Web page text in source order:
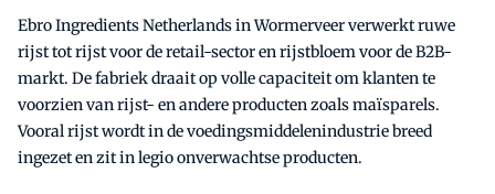
Ebro Ingredients Netherlands in Wormerveer verwerkt ruwe
rijst tot rijst voor de retail-sector en rijstbloem voor de B2B-
markt. De fabriek draait op volle capaciteit om klanten te
voorzien van rijst- en andere producten zoals maïsparels.
Vooral rijst wordt in de voedingsmiddelenindustrie breed
ingezet en zit in legio onverwachtse producten.